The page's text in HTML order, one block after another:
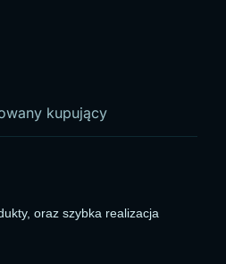
kupujący
oraz szybka realizacja